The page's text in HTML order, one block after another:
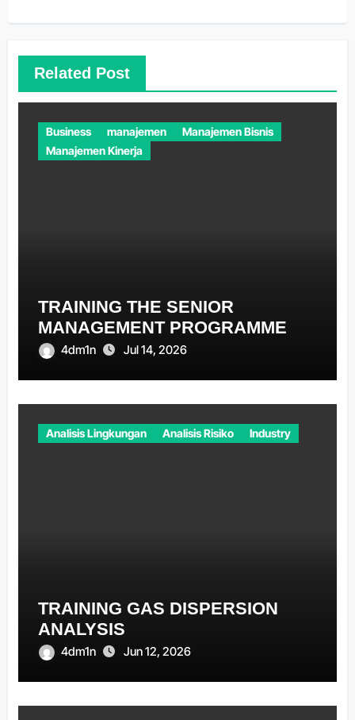
Related Post
Business manajemen
Manajemen Bisnis
Manajemen Kinerja
TRAINING THE SENIOR
MANAGEMENT PROGRAMME
4dm1n Jul 14, 2026
Analisis Lingkungan Analisis Risiko Industry
TRAINING GAS DISPERSION
ANALYSIS
4dm1n Jun 12, 2026